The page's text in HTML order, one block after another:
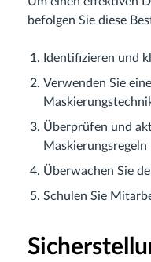
befolgen Sie diese
Identifizieren und
Verwenden Sie
Überprüfen und
Maskierungsregeln
Überwachen Sie
Schulen Sie